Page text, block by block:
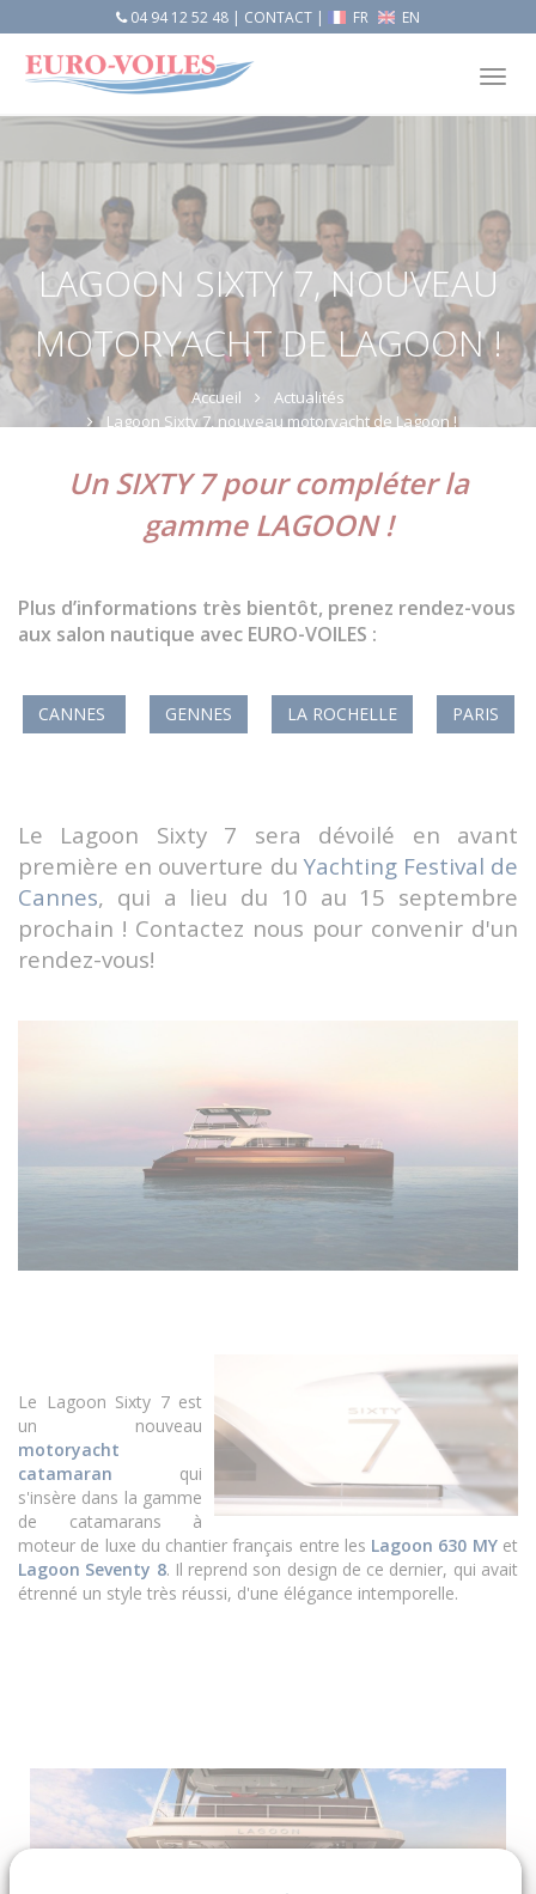
04 94 12 52 48| CONTACT| FR EN
LAGOON SIXTY 7, NOUVEAU
MOTORYACHT DE LAGOON !
Accueil
Actualités
Lagoon Sixty 7, nouveau motoryacht de Lagoon !
Un SIXTY 7 pour compléter la
gamme LAGOON !
Plus d’informations très bientôt, prenez rendez-vous
aux salon nautique avec EURO-VOILES :
CANNES GENNES LA ROCHELLE PARIS
Le Lagoon Sixty 7 sera dévoilé en avant
première en ouverture du Yachting Festival de
Cannes, qui a lieu du 10 au 15 septembre
prochain ! Contactez nous pour convenir d'un
rendez-vous!
Le Lagoon Sixty 7 est
un nouveau
motoryacht
catamaran qui
s'insère dans la gamme
de catamarans à
moteur de luxe du chantier français entre les Lagoon 630 MY et
Lagoon Seventy 8. Il reprend son design de ce dernier, qui avait
étrenné un style très réussi, d'une élégance intemporelle.